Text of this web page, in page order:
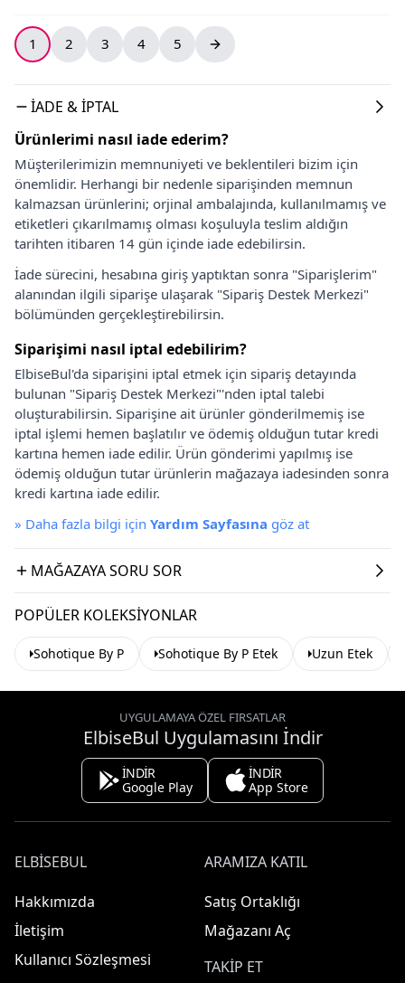
1 2 3 4 5
İADE & İPTAL
Ürünlerimi nasıl iade ederim?
Müşterilerimizin memnuniyeti ve beklentileri bizim için
önemlidir. Herhangi bir nedenle siparişinden memnun
kalmazsan ürünlerini; orjinal ambalajında, kullanılmamış ve
etiketleri çıkarılmamış olması koşuluyla teslim aldığın
tarihten itibaren 14 gün içinde iade edebilirsin.
İade sürecini, hesabına giriş yaptıktan sonra "Siparişlerim"
alanından ilgili siparişe ulaşarak "Sipariş Destek Merkezi"
bölümünden gerçekleştirebilirsin.
Siparişimi nasıl iptal edebilirim?
ElbiseBul'da siparişini iptal etmek için sipariş detayında
bulunan "Sipariş Destek Merkezi"'nden iptal talebi
oluşturabilirsin. Siparişine ait ürünler gönderilmemiş ise
iptal işlemi hemen başlatılır ve ödemiş olduğun tutar kredi
kartına hemen iade edilir. Ürün gönderimi yapılmış ise
ödemiş olduğun tutar ürünlerin mağazaya iadesinden sonra
kredi kartına iade edilir.
» Daha fazla bilgi için Yardım Sayfasına göz at
MAĞAZAYA SORU SOR
POPÜLER KOLEKSIYONLAR
Sohotique By P Sohotique By P Etek Uzun Etek
UYGULAMAYA ÖZEL FIRSATLAR
ElbiseBul Uygulamasını İndir
İNDİR
Google Play
İNDİR
App Store
ELBISEBUL
Hakkımızda
İletişim
Kullanıcı Sözleşmesi
ARAMIZA KATIL
Satış Ortaklığı
Mağazanı Aç
TAKIP ET